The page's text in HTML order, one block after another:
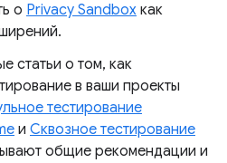
о Privacy Sandbox как
статьи о том, как
в ваши проекты
тестирование
и Сквозное тестирование
общие рекомендации и